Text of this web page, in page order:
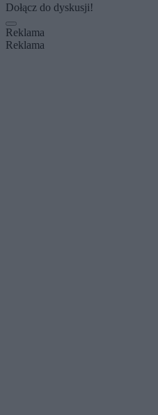
Dołącz do dyskusji!
Reklama
Reklama